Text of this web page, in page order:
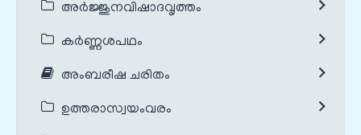
അർജ്ജുനവിഷാദവൃത്തം
കർണ്ണശപഥം
അംബരീഷ ചരിതം
ഉത്തരാസ്വയംവരം